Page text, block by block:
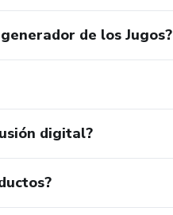
de los Jugos?
digital?